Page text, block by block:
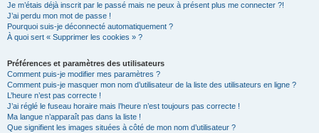
Je m’étais déjà inscrit par le passé mais ne peux à présent plus me connecter ?!
J’ai perdu mon mot de passe !
Pourquoi suis-je déconnecté automatiquement ?
À quoi sert « Supprimer les cookies » ?
Préférences et paramètres des utilisateurs
Comment puis-je modifier mes paramètres ?
Comment puis-je masquer mon nom d’utilisateur de la liste des utilisateurs en ligne ?
L’heure n’est pas correcte !
J’ai réglé le fuseau horaire mais l’heure n’est toujours pas correcte !
Ma langue n’apparaît pas dans la liste !
Que signifient les images situées à côté de mon nom d’utilisateur ?